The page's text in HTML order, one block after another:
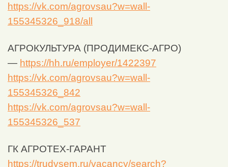
https://vk.com/agrovsau?w=wall-
155345326_918/all
АГРОКУЛЬТУРА (ПРОДИМЕКС-АГРО)
— https://hh.ru/employer/1422397
https://vk.com/agrovsau?w=wall-
155345326_842
https://vk.com/agrovsau?w=wall-
155345326_537
ГК АГРОТЕХ-ГАРАНТ
https://trudvsem.ru/vacancy/search?